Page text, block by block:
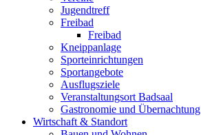
Jugendtreff
Freibad
Freibad
Kneippanlage
Sporteinrichtungen
Sportangebote
Ausflugsziele
Veranstaltungsort Badsaal
Gastronomie und Übernachtung
Wirtschaft & Standort